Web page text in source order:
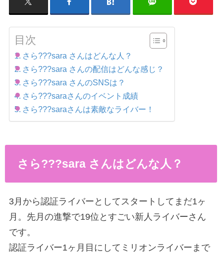
目次
さら???sara さんはどんな人？
さら???sara さんの配信はどんな感じ？
さら???sara さんのSNSは？
さら???saraさんのイベント成績
さら???saraさんは素敵なライバー！
さら???sara さんはどんな人？
3月から認証ライバーとしてスタートしてまだ1ヶ
月。先月の進撃で19位とすごい新人ライバーさん
です。
認証ライバー1ヶ月目にしてミリオンライバーまで